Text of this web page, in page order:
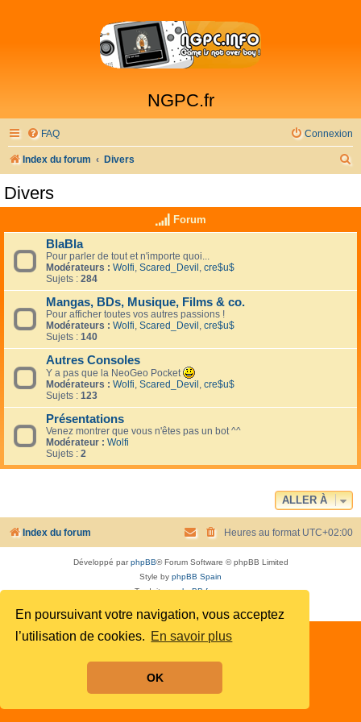
En poursuivant votre navigation, vous acceptez
l’utilisation de cookies. En savoir plus
OK
NGPC.fr
FAQ Connexion
Index du forum Divers
r
Divers
Forum
BlaBla
Pour parler de tout et n'importe quoi...
Modérateurs : Wolfi, Scared_Devil , cre$u$
Sujets : 284
Mangas, BDs, Musique, Films & co.
Pour afficher toutes vos autres passions !
Modérateurs : Wolfi, Scared_Devil , cre$u$
Sujets : 140
Autres Consoles
Y a pas que la NeoGeo Pocket
Modérateurs : Wolfi, Scared_Devil , cre$u$
Sujets : 123
Présentations
Venez montrer que vous n'êtes pas un bot ^^
Modérateur : Wolfi
Sujets : 2
ALLER À
Index du forum Heures au format UTC+02:00
Développé parphpBB® Forum Software © phpBB Limited
Style by phpBB Spain
Traduit parphpBB-fr.com